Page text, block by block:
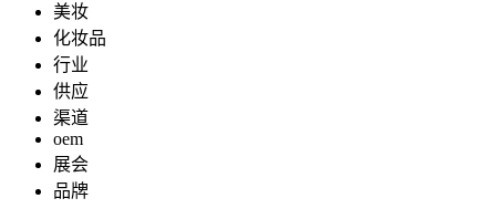
美妆
化妆品
行业
供应
渠道
oem
展会
品牌